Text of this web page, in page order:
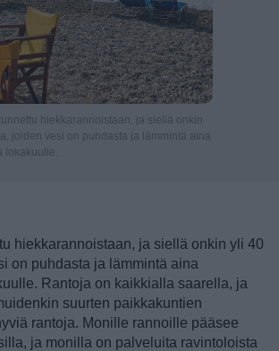
hiekkarannoistaan, ja siellä onkin
joiden vesi on puhdasta ja lämmintä aina
lokakuulle.
hiekkarannoistaan, ja siellä onkin yli 40
on puhdasta ja lämmintä aina
Rantoja on kaikkialla saarella, ja
suurten paikkakuntien
rantoja. Monille rannoille pääsee
ja monilla on palveluita ravintoloista